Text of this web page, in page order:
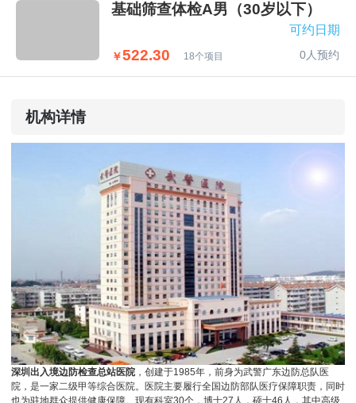
基础筛查体检A男（30岁以下）
￥522.30 18个项目 0人预约
可约日期
机构详情
深圳出入境边防检查总站医院 ，创建于1985年，前身为武警广东边防总队医
院， 是一家二级甲等综合医院。医院主要履行全国边防部队医疗保障职责，同时
也为驻地群众提供健康保障。现有科室30个，博士27人，硕士46人，其中高级